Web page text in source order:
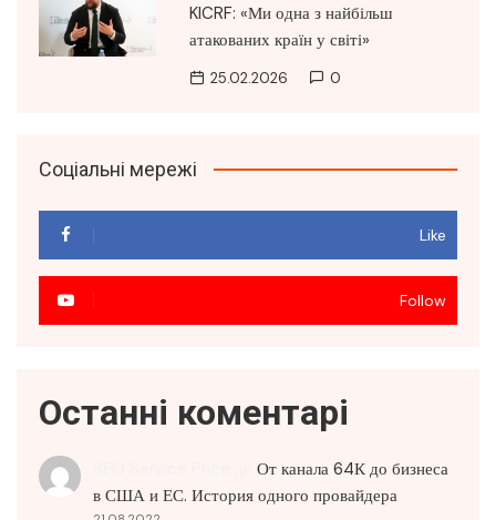
KICRF: «Ми одна з найбільш
атакованих країн у світі»
25.02.2026 0
Соціальні мережі
Like
Follow
Останні коментарі
От канала 64К до бизнеса
в США и ЕС. История одного провайдера